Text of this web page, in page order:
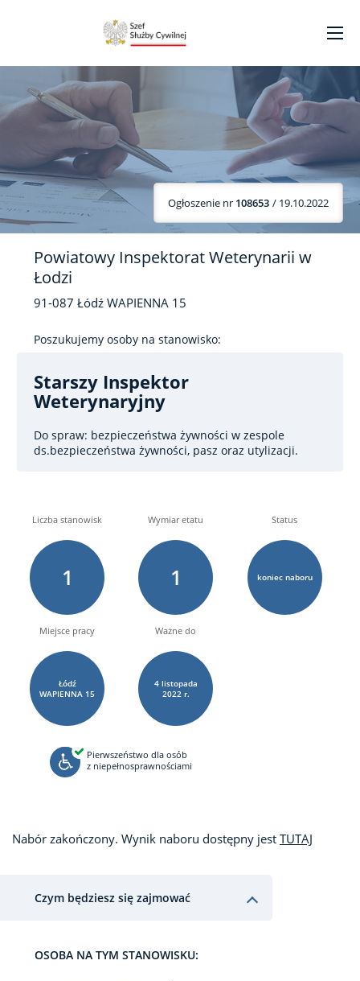
Ogłoszenie nr 108653 / 19.10.2022
Powiatowy Inspektorat Weterynarii w
Łodzi
91-087 Łódź WAPIENNA 15
Poszukujemy osoby na stanowisko:
Starszy Inspektor
Weterynaryjny
Do spraw: bezpieczeństwa żywności w zespole
ds.bezpieczeństwa żywności, pasz oraz utylizacji.
Liczba stanowisk
1
Wymiar etatu
1
Status
koniec naboru
Miejsce pracy
Łódź
WAPIENNA 15
Ważne do
4 listopada
2022 r.
Pierwszeństwo dla osób
z niepełnosprawnościami
Nabór zakończony. Wynik naboru dostępny jest TUTAJ
Czym będziesz się zajmować
OSOBA NA TYM STANOWISKU: